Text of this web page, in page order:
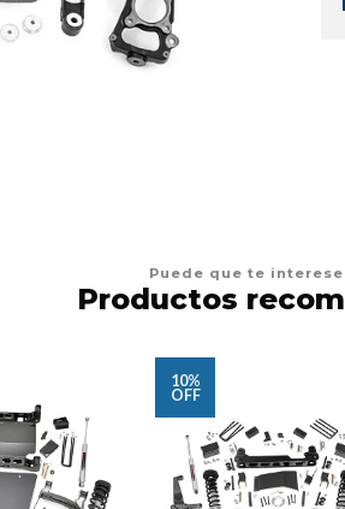
Puede que te
Productos
10%
OFF